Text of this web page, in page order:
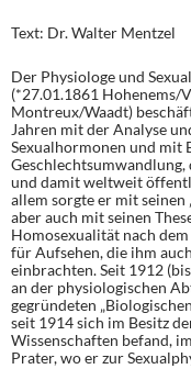
Text: Dr. Walter Mentzel
Der Physiologe und
(*27.01.1861 Hohenems/
Montreux/Waadt)
Jahren mit der Analyse
Sexualhormonen und mit
und damit weltweit
allem sorgte er mit seinen
aber auch mit seinen
Homosexualität nach
für Aufsehen, die ihm
einbrachten. Seit 1912
an der physiologischen
gegründeten
seit 1914 sich im Besitz
Wissenschaften befand,
Prater, wo er zur